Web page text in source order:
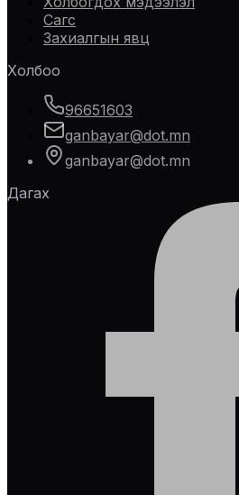
Сагс
Захиалгын явц
Холбоо
96651603
ganbayar@dot.mn
ganbayar@dot.mn
Дагах